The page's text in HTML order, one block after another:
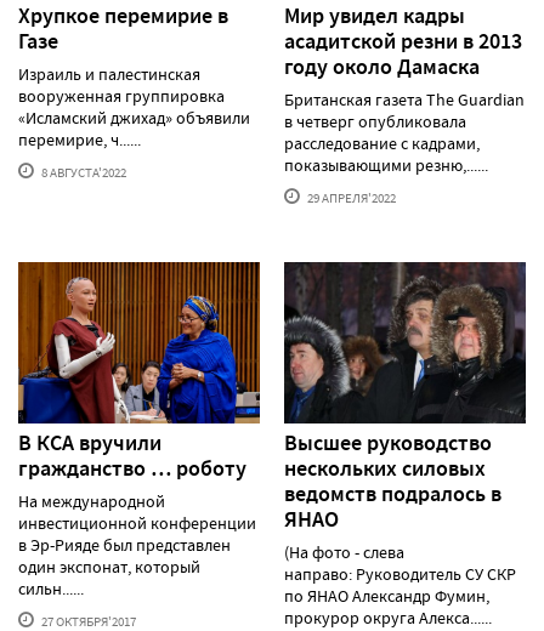
Хрупкое перемирие в
Газе
Израиль и палестинская
вооруженная группировка
«Исламский джихад» объявили
перемирие, ч......
8 АВГУСТА'2022
Мир увидел кадры
асадитской резни в 2013
году около Дамаска
Британская газета The Guardian
в четверг опубликовала
расследование с кадрами,
показывающими резню,......
29 АПРЕЛЯ'2022
В КСА вручили
гражданство … роботу
На международной
инвестиционной конференции
в Эр-Рияде был представлен
один экспонат, который
сильн......
27 ОКТЯБРЯ'2017
Высшее руководство
нескольких силовых
ведомств подралось в
ЯНАО
(На фото - слева
направо: Руководитель СУ СКР
по ЯНАО Александр Фумин,
прокурор округа Алекса......